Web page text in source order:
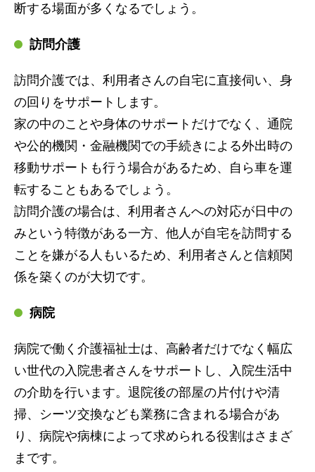
断する場面が多くなるでしょう。
訪問介護
訪問介護では、利用者さんの自宅に直接伺い、身
の回りをサポートします。
家の中のことや身体のサポートだけでなく、通院
や公的機関・金融機関での手続きによる外出時の
移動サポートも行う場合があるため、自ら車を運
転することもあるでしょう。
訪問介護の場合は、利用者さんへの対応が日中の
みという特徴がある一方、他人が自宅を訪問する
ことを嫌がる人もいるため、利用者さんと信頼関
係を築くのが大切です。
病院
病院で働く介護福祉士は、高齢者だけでなく幅広
い世代の入院患者さんをサポートし、入院生活中
の介助を行います。退院後の部屋の片付けや清
掃、シーツ交換なども業務に含まれる場合があ
り、病院や病棟によって求められる役割はさまざ
まです。